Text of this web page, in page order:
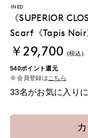
INED
《SUPERIOR
Scarf《Tapis Noir
￥29,700 (税込)
540ポイント還元
会員登録は こちら
33名がお気に入り